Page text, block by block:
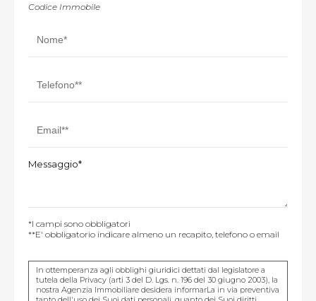
Codice Immobile
Messaggio*
*I campi sono obbligatori
**E' obbligatorio indicare almeno un recapito, telefono o email
In ottemperanza agli obblighi giuridici dettati dal legislatore a
tutela della Privacy (arti 3 del D. Lgs. n. 196 del 30 giugno 2003), la
nostra Agenzia Immobiliare desidera informarLa in via preventiva